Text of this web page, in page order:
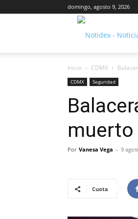
domingo, agosto 9, 2026
Inicio CDMX
CDMX Seguridad
muerto
Por Vanesa Vega - 9
Cuota